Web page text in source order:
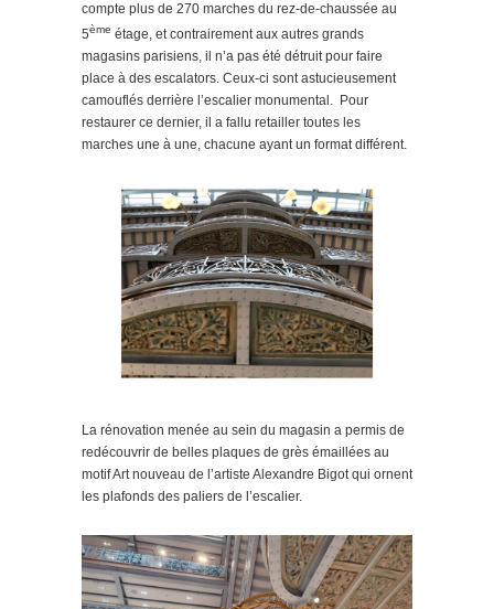
compte plus de 270 marches du rez-de-chaussée au
5ème étage, et contrairement aux autres grands
magasins parisiens, il n’a pas été détruit pour faire
place à des escalators. Ceux-ci sont astucieusement
camouflés derrière l’escalier monumental. Pour
restaurer ce dernier, il a fallu retailler toutes les
marches une à une, chacune ayant un format différent.
La rénovation menée au sein du magasin a permis de
redécouvrir de belles plaques de grès émaillées au
motif Art nouveau de l’artiste Alexandre Bigot qui ornent
les plafonds des paliers de l’escalier.